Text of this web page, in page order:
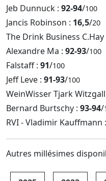
Jeb Dunnuck : 92-94/100
Jancis Robinson : 16,5/20
The Drink Business C.Hay
Alexandre Ma : 92-93/100
Falstaff : 91/100
Jeff Leve : 91-93/100
WeinWisser Tjark
Bernard Burtschy : 93-94/
RVI - Vladimir Kauffmann :
Autres millésimes